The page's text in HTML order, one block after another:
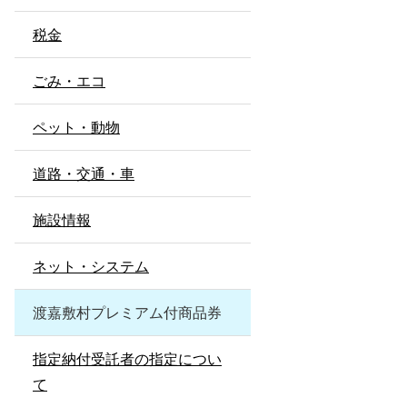
税金
ごみ・エコ
ペット・動物
道路・交通・車
施設情報
ネット・システム
渡嘉敷村プレミアム付商品券
指定納付受託者の指定につい
て